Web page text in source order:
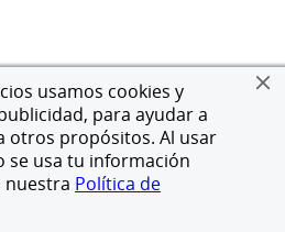
usamos cookies y
para ayudar a
otros propósitos. Al usar
se usa tu información
nuestra Política de